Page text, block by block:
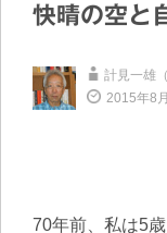
快晴の空と
計見一雄
2015年8
70年前、私は5